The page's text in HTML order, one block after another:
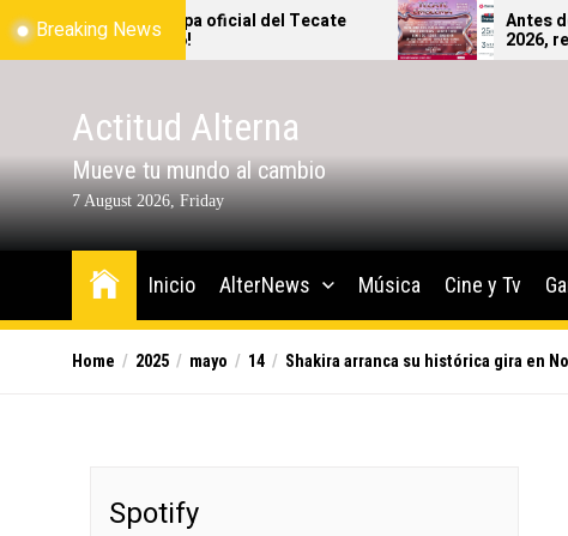
Skip
to
Breaking News
oficial del Tecate Antes de lanzarte al Tecate
2026, revisa bien qué sí y qué
podrás ingresar al festival.
Actitud Alterna
Mueve tu mundo al cambio
7 August 2026, Friday
Inicio AlterNews Música Cine y Tv
Home 2025 mayo 14 Shakira arranca su histórica gira en
Spotify